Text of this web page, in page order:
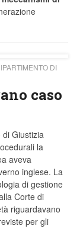
DI
caso
Giustizia
la
aveva
inglese. La
di gestione
Corte di
riguardavano
per gli